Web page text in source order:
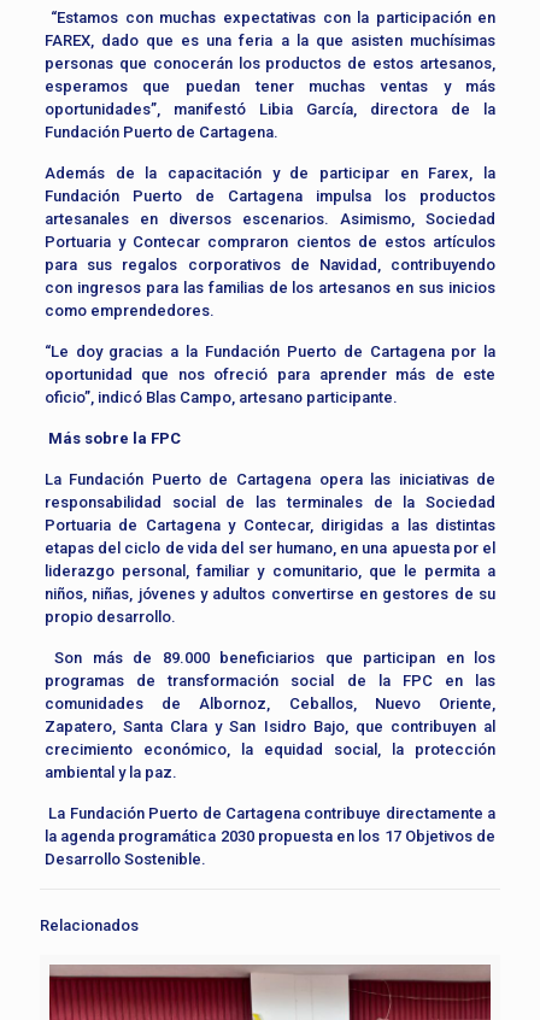
“Estamos con muchas expectativas con la participación en
FAREX, dado que es una feria a la que asisten muchísimas
personas que conocerán los productos de estos artesanos,
esperamos que puedan tener muchas ventas y más
oportunidades”, manifestó Libia García, directora de la
Fundación Puerto de Cartagena.
Además de la capacitación y de participar en Farex, la
Fundación Puerto de Cartagena impulsa los productos
artesanales en diversos escenarios. Asimismo, Sociedad
Portuaria y Contecar compraron cientos de estos artículos
para sus regalos corporativos de Navidad, contribuyendo
con ingresos para las familias de los artesanos en sus inicios
como emprendedores.
“Le doy gracias a la Fundación Puerto de Cartagena por la
oportunidad que nos ofreció para aprender más de este
oficio”, indicó Blas Campo, artesano participante.
Más sobre la FPC
La Fundación Puerto de Cartagena opera las iniciativas de
responsabilidad social de las terminales de la Sociedad
Portuaria de Cartagena y Contecar, dirigidas a las distintas
etapas del ciclo de vida del ser humano, en una apuesta por el
liderazgo personal, familiar y comunitario, que le permita a
niños, niñas, jóvenes y adultos convertirse en gestores de su
propio desarrollo.
Son más de 89.000 beneficiarios que participan en los
programas de transformación social de la FPC en las
comunidades de Albornoz, Ceballos, Nuevo Oriente,
Zapatero, Santa Clara y San Isidro Bajo, que contribuyen al
crecimiento económico, la equidad social, la protección
ambiental y la paz.
La Fundación Puerto de Cartagena contribuye directamente a
la agenda programática 2030 propuesta en los 17 Objetivos de
Desarrollo Sostenible.
Relacionados